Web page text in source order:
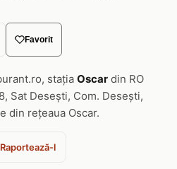
Favorit
stația Oscar din RO
Sat Desești, Com. Desești,
din rețeaua Oscar.
Raportează-l